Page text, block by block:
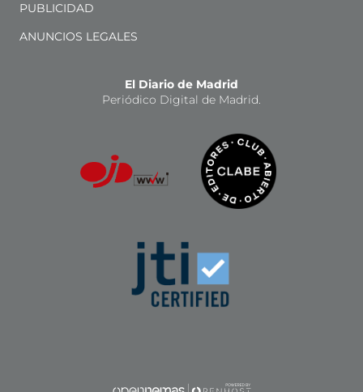
PUBLICIDAD
ANUNCIOS LEGALES
El Diario de Madrid
Periódico Digital de Madrid.